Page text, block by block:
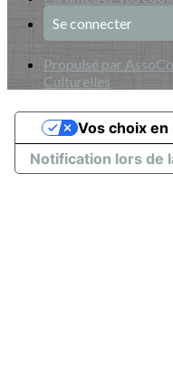
Se connecter
Propulsé par
Culturelles
Notification lors de
Vos choix